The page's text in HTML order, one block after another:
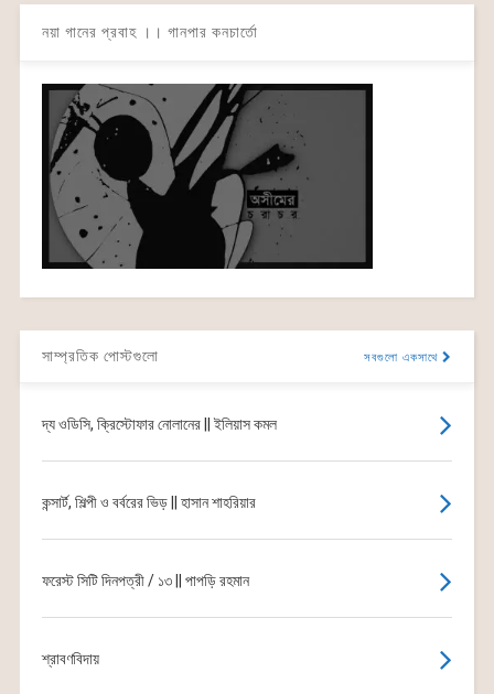
নয়া গানের প্রবাহ ।। গানপার কনচার্তো
সাম্প্রতিক পোস্টগুলো সবগুলো একসাথে
দ্য ওডিসি, ক্রিস্টোফার নোলানের || ইলিয়াস কমল
কন্সার্ট, শিল্পী ও বর্বরের ভিড় || হাসান শাহরিয়ার
ফরেস্ট সিটি দিনপত্রী / ১৩ || পাপড়ি রহমান
শ্রাবণবিদায়